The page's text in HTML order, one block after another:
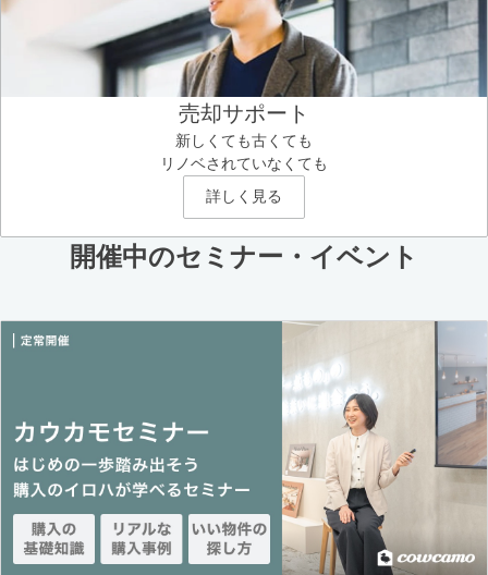
売却サポート
新しくても古くても
リノベされていなくても
詳しく見る
開催中のセミナー・イベント